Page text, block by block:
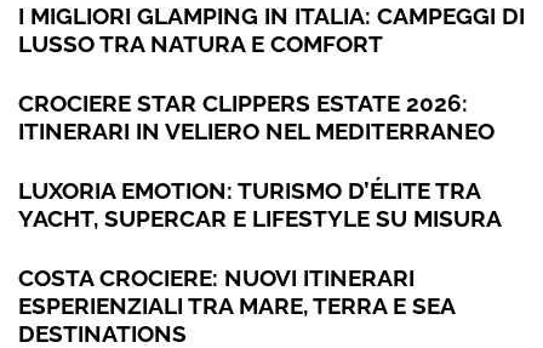
I MIGLIORI GLAMPING IN ITALIA: CAMPEGGI DI
LUSSO TRA NATURA E COMFORT
CROCIERE STAR CLIPPERS ESTATE 2026:
ITINERARI IN VELIERO NEL MEDITERRANEO
LUXORIA EMOTION: TURISMO D’ÉLITE TRA
YACHT, SUPERCAR E LIFESTYLE SU MISURA
COSTA CROCIERE: NUOVI ITINERARI
ESPERIENZIALI TRA MARE, TERRA E SEA
DESTINATIONS